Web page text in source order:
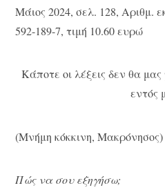
Μάιος 2024, σελ. 128, Αριθμ.
592-189-7, τιμή 10.60 ευρώ
Κάποτε οι λέξεις δεν θα
εντός
(Μνήμη κόκκινη, Μακρόνησος)
Πώς να σου εξηγήσω;